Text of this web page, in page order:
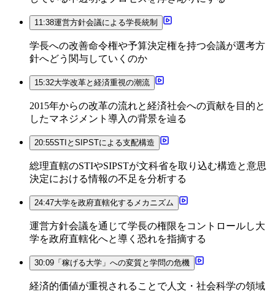
11:38運営方針会議による学長統制
学長への改善命令権や予算決定権を持つ会議が選考方
針へどう関与していくのか
15:32大学改革と経済重視の潮流
2015年からの改革の流れと経済社会への貢献を目的と
したマネジメント導入の背景を辿る
20:55STIとSIPSTによる支配構造
総理直轄のSTIやSIPSTが文科省を取り込む構造と意思
決定における情報の不足を分析する
24:47大学を政府直轄化するメカニズム
運営方針会議を通じて学長の権限をコントロールし大
学を政府直轄化へと導く恐れを指摘する
30:09 「稼げる大学」への変質と学問の危機
経済的価値が重視されることで人文・社会科学の領域